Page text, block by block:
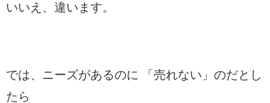
いいえ、違います。
では、ニーズがあるのに 「売れない」のだとし
たら